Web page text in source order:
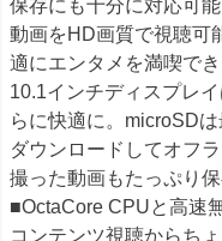
保存にも十分に対応可
動画をHD画質で視聴可
適にエンタメを満喫で
10.1インチディスプレ
らに快適に。microSD
ダウンロードしてオフ
撮った動画もたっぷり
■OctaCore CPUと高速
コンテンツ視聴からち